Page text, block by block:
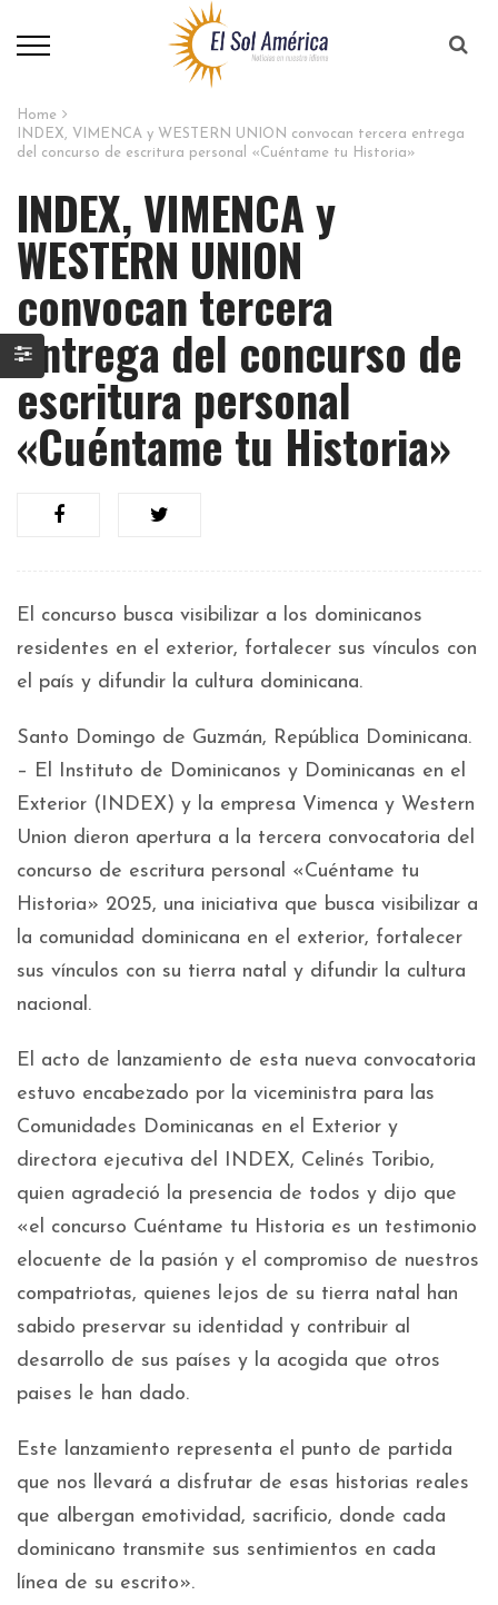
Home
INDEX, VIMENCA y WESTERN UNION convocan tercera entrega
del concurso de escritura personal «Cuéntame tu Historia»
INDEX, VIMENCA y
WESTERN UNION
convocan tercera
entrega del concurso de
escritura personal
«Cuéntame tu Historia»
El concurso busca visibilizar a los dominicanos
residentes en el exterior, fortalecer sus vínculos con
el país y difundir la cultura dominicana.
Santo Domingo de Guzmán, República Dominicana.
– El Instituto de Dominicanos y Dominicanas en el
Exterior (INDEX) y la empresa Vimenca y Western
Union dieron apertura a la tercera convocatoria del
concurso de escritura personal «Cuéntame tu
Historia» 2025, una iniciativa que busca visibilizar a
la comunidad dominicana en el exterior, fortalecer
sus vínculos con su tierra natal y difundir la cultura
nacional.
El acto de lanzamiento de esta nueva convocatoria
estuvo encabezado por la viceministra para las
Comunidades Dominicanas en el Exterior y
directora ejecutiva del INDEX, Celinés Toribio,
quien agradeció la presencia de todos y dijo que
«el concurso Cuéntame tu Historia es un testimonio
elocuente de la pasión y el compromiso de nuestros
compatriotas, quienes lejos de su tierra natal han
sabido preservar su identidad y contribuir al
desarrollo de sus países y la acogida que otros
paises le han dado.
Este lanzamiento representa el punto de partida
que nos llevará a disfrutar de esas historias reales
que albergan emotividad, sacrificio, donde cada
dominicano transmite sus sentimientos en cada
línea de su escrito».